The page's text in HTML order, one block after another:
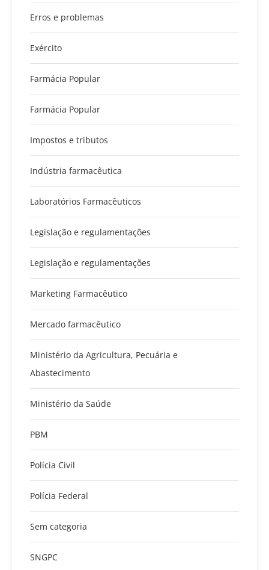
Erros e problemas
Exército
Farmácia Popular
Farmácia Popular
Impostos e tributos
Indústria farmacêutica
Laboratórios Farmacêuticos
Legislação e regulamentações
Legislação e regulamentações
Marketing Farmacêutico
Mercado farmacêutico
Ministério da Agricultura, Pecuária e
Abastecimento
Ministério da Saúde
PBM
Polícia Civil
Polícia Federal
Sem categoria
SNGPC